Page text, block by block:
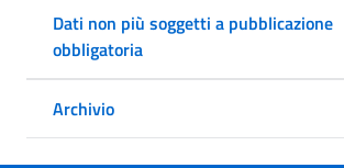
Dati non più soggetti a pubblicazione
obbligatoria
Archivio